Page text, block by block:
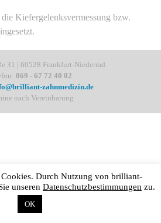
Kiefergelenksvermessung bzw.
31 | 60528 Frankfurt-Niederrad
069 - 67 72 40 02
zahnmedizin.de
nach Vereinbarung
Cookies. Durch Nutzung von brilliant-
unseren Datenschutzbestimmungen zu.
OK